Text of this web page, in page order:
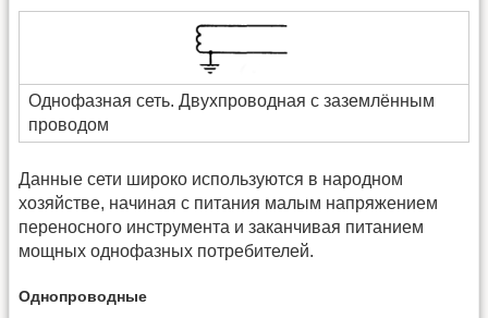
Однофазная сеть. Двухпроводная с заземлённым
проводом
Данные сети широко используются в народном
хозяйстве, начиная с питания малым напряжением
переносного инструмента и заканчивая питанием
мощных однофазных потребителей.
Однопроводные